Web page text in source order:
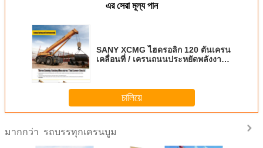
এর সেরা মূল্য পান
SANY XCMG ไฮดรอลิก 120 ตันเครน
เคลื่อนที่ / เครนถนนประหยัดพลังงาน
চালিয়ে
มากกว่า รถบรรทุกเครนบูม